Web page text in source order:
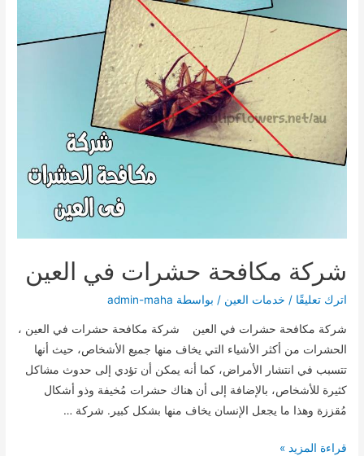
شركة مكافحة حشرات في العين
اترك تعليقًا / خدمات العين / بواسطة admin-maha
شركة مكافحة حشرات في العين شركة مكافحة حشرات في العين ،
الحشرات من أكثر الأشياء التي يخاف منها جميع الأشخاص، حيث أنها
تتسبب في انتشار الأمراض، كما أنه يمكن أن تؤدي إلى حدوث مشاكل
كثيرة للأشخاص، بالإضافة إلى أن هناك حشرات مُخيفة وذو أشكال
مُقززة وهذا ما يجعل الإنسان يخاف منها بشكل كبير. شركة …
شركة
قراءة المزيد »